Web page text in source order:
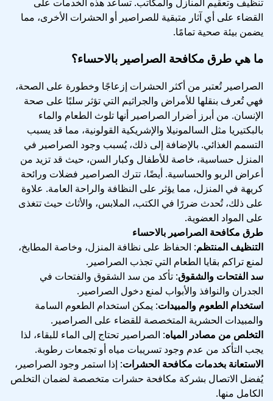
القضاء على أي آثار متبقية للصراصير أو الحشرات الأخرى، مما
يضمن بيئة صحية تمامًا.
ما هي طرق مكافحة الصراصير بالاحساء؟
الصراصير تُعتبر من أكثر الحشرات إزعاجًا وخطورة على الصحة،
فهي تُعرف بنقلها للأمراض والجراثيم التي تؤثر سلبًا على صحة
الإنسان. من أبرز أضرار الصراصير أنها تلوث الطعام والماء
بالبكتيريا مثل السالمونيلا والإشريكية القولونية، مما قد يسبب
التسمم الغذائي. بالإضافة إلى ذلك، يُسبب وجود الصراصير في
المنزل حساسية، خاصة للأطفال وكبار السن، حيث قد تزيد من
أعراض الربو والحساسية. أيضًا، تترك الصراصير فضلات ورائحة
كريهة في المنزل، مما يؤثر على النظافة والراحة العامة. علاوة
على ذلك، تُحدث ضررًا في الكتب، الملابس، والأثاث حيث تتغذى
على المواد العضوية.
طرق مكافحة الصراصير بالاحساء
التنظيف المنتظم: الحفاظ على نظافة المنزل، وخاصة المطابخ،
لمنع تراكم بقايا الطعام التي تجذب الصراصير.
سد الفتحات والشقوق: تأكد من سد الشقوق والفتحات في
الجدران والنوافذ والأبواب لمنع دخول الصراصير.
استخدام الطعوم والمبيدات: يمكن استخدام الطعوم السامة
والمبيدات الحشرية المتخصصة للقضاء على الصراصير.
التخلص من مصادر المياه: الصراصير تحتاج إلى الماء للبقاء، لذا
يجب التأكد من عدم وجود تسريبات مياه أو تجمعات رطوبة.
الاستعانة بخدمات مكافحة الحشرات: إذا استمر وجود الصراصير،
يُفضل الاتصال بشركة مكافحة حشرات متخصصة لضمان التخلص
الكامل منها.